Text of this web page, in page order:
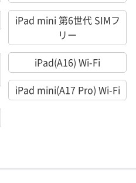
iPad mini 第6世代 SIMフ
リー
iPad(A16) Wi-Fi
iPad mini(A17 Pro) Wi-Fi